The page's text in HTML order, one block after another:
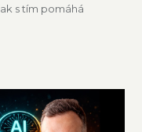
s tím pomáhá